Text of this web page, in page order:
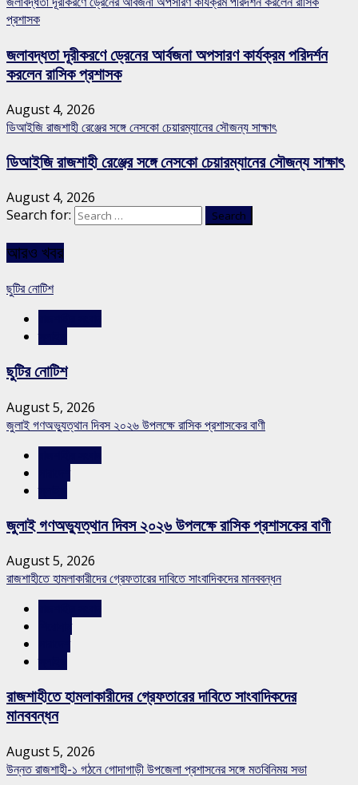
প্রশাসক
জলাবদ্ধতা দূরীকরণে ড্রেনের আর্বজনা অপসারণ কার্যক্রম পরিদর্শন
করলেন রাসিক প্রশাসক
August 4, 2026
ডিআইজি রাজশাহী রেঞ্জের সঙ্গে নেসকো চেয়ারম্যানের সৌজন্য সাক্ষাৎ
ডিআইজি রাজশাহী রেঞ্জের সঙ্গে নেসকো চেয়ারম্যানের সৌজন্য সাক্ষাৎ
August 4, 2026
Search for:
আরও খবর
ছুটির নোটিশ
ছুটির নোটিশ
August 5, 2026
জুলাই গণঅভ্যুত্থান দিবস ২০২৬ উপলক্ষে রাসিক প্রশাসকের বাণী
জুলাই গণঅভ্যুত্থান দিবস ২০২৬ উপলক্ষে রাসিক প্রশাসকের বাণী
August 5, 2026
রাজশাহীতে হামলাকারীদের গ্রেফতারের দাবিতে সাংবাদিকদের মানববন্ধন
রাজশাহীতে হামলাকারীদের গ্রেফতারের দাবিতে সাংবাদিকদের
মানববন্ধন
August 5, 2026
উন্নত রাজশাহী-১ গঠনে গোদাগাড়ী উপজেলা প্রশাসনের সঙ্গে মতবিনিময় সভা